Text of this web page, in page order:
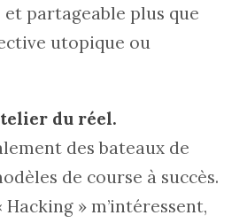
partageable plus que
utopique ou
du réel.
des bateaux de
de course à succès.
» m’intéressent,